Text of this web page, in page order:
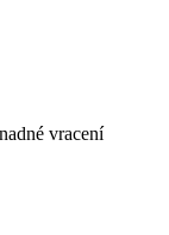
vracení